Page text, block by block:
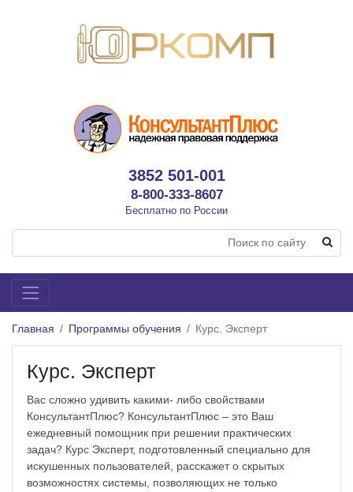
3852 501-001
8-800-333-8607
Бесплатно по России
Главная Программы обучения Курс. Эксперт
Курс. Эксперт
Вас сложно удивить какими- либо свойствами
КонсультантПлюс? КонсультантПлюс – это Ваш
ежедневный помощник при решении практических
задач? Курс Эксперт, подготовленный специально для
искушенных пользователей, расскажет о скрытых
возможностях системы, позволяющих не только